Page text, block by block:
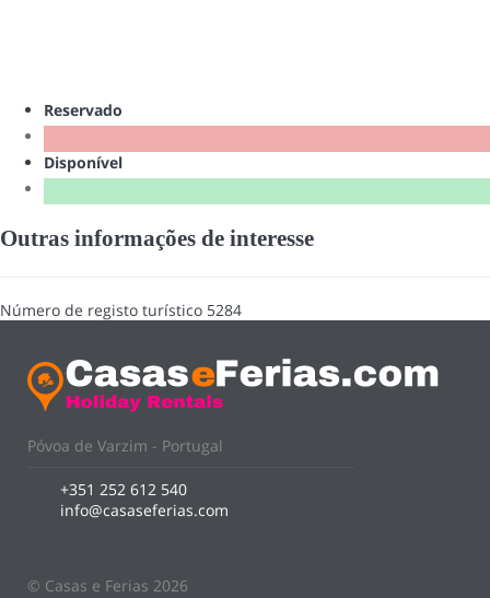
Reservado
Disponível
Outras informações de interesse
Número de registo turístico 5284
Póvoa de Varzim - Portugal
+351 252 612 540
info@casaseferias.com
© Casas e Ferias 2026